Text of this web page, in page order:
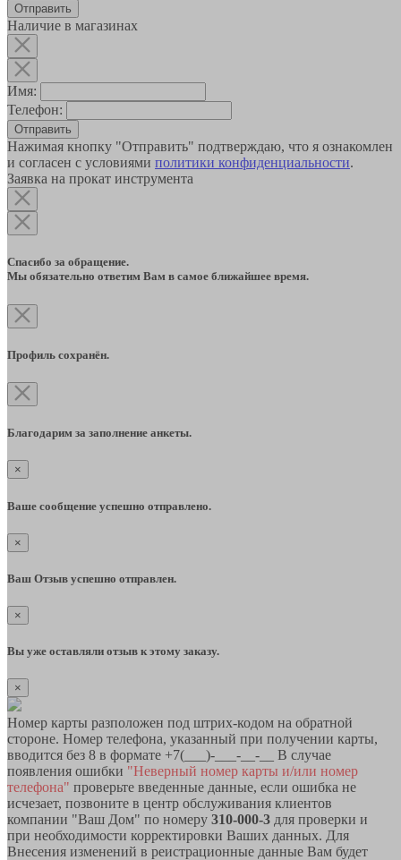
Наличие в магазинах
Имя:
Телефон:
Отправить
Нажимая кнопку "Отправить" подтверждаю, что я ознакомлен
и согласен с условиями политики конфиденциальности.
Заявка на прокат инструмента
Спасибо за обращение.
Мы обязательно ответим Вам в самое ближайшее время.
Профиль сохранён.
Благодарим за заполнение анкеты.
×
Ваше сообщение успешно отправлено.
×
Ваш Отзыв успешно отправлен.
×
Вы уже оставляли отзыв к этому заказу.
×
Номер карты разположен под штрих-кодом на обратной
стороне. Номер телефона, указанный при получении карты,
вводится без 8 в формате +7(___)-___-__-__ В случае
появления ошибки "Неверный номер карты и/или номер
телефона" проверьте введенные данные, если ошибка не
исчезает, позвоните в центр обслуживания клиентов
компании "Ваш Дом" по номеру 310-000-3 для проверки и
при необходимости корректировки Ваших данных. Для
Внесения изменений в реистрационные данные Вам будет